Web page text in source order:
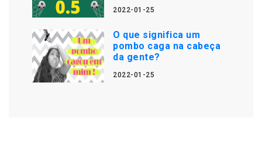
2022-01-25
O que significa um
pombo caga na cabeça
da gente?
2022-01-25